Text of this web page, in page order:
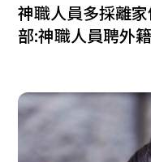
神職人員多採離
部:神職人員聘外